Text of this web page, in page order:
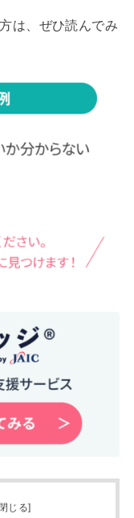
は、ぜひ読んでみ
じる]